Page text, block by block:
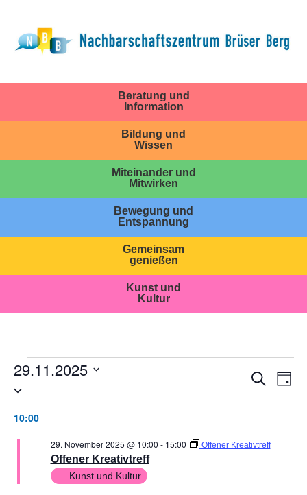
Beratung und
Information
Bildung und
Wissen
Miteinander und
Mitwirken
Bewegung und
Entspannung
Gemeinsam
genießen
Kunst und
Kultur
Suche
Tag
29.11.2025
Datum
10:00
Offener Kreativtreff
29. November 2025 @ 10:00 - 15:00 Offener Kreativtreff
Kunst und Kultur